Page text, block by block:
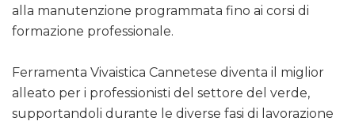
alla manutenzione programmata fino ai corsi di
formazione professionale.
Ferramenta Vivaistica Cannetese diventa il miglior
alleato per i professionisti del settore del verde,
supportandoli durante le diverse fasi di lavorazione